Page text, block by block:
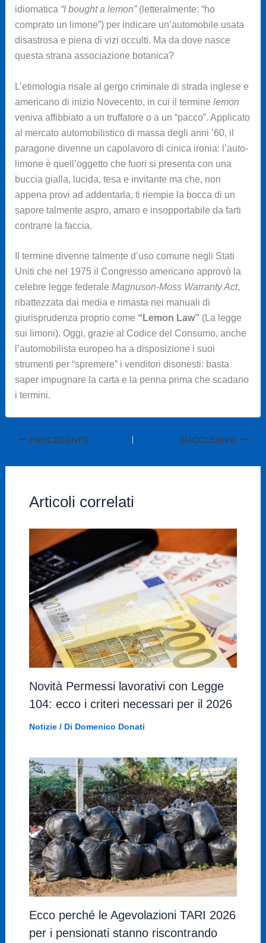
idiomatica “I bought a lemon”(letteralmente: “ho
comprato un limone”) per indicare un’automobile usata
disastrosa e piena di vizi occulti. Ma da dove nasce
questa strana associazione botanica?
L’etimologia risale al gergo criminale di strada inglese e
americano di inizio Novecento, in cui il termine lemon
veniva affibbiato a un truffatore o a un “pacco”. Applicato
al mercato automobilistico di massa degli anni ’60, il
paragone divenne un capolavoro di cinica ironia: l’auto-
limone è quell’oggetto che fuori si presenta con una
buccia gialla, lucida, tesa e invitante ma che, non
appena provi ad addentarla, ti riempie la bocca di un
sapore talmente aspro, amaro e insopportabile da farti
contrarre la faccia.
Il termine divenne talmente d’uso comune negli Stati
Uniti che nel 1975 il Congresso americano approvò la
celebre legge federale Magnuson-Moss Warranty Act,
ribattezzata dai media e rimasta nei manuali di
giurisprudenza proprio come “Lemon Law” (La legge
sui limoni). Oggi, grazie al Codice del Consumo, anche
l’automobilista europeo ha a disposizione i suoi
strumenti per “spremere” i venditori disonesti: basta
saper impugnare la carta e la penna prima che scadano
i termini.
PRECEDENTE SUCCESSIVO
Articoli correlati
Novità Permessi lavorativi con Legge
104: ecco i criteri necessari per il 2026
Notizie/ Di Domenico Donati
Ecco perché le Agevolazioni TARI 2026
per i pensionati stanno riscontrando